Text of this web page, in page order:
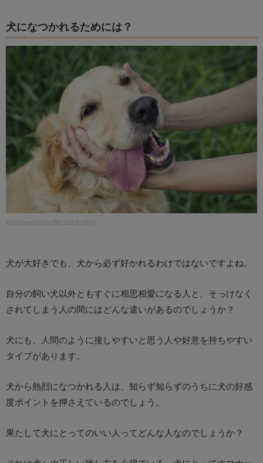
犬になつかれるためには？
archimede/shutterstock.com
犬が大好きでも、犬から必ず好かれるわけではないですよね。
自分の飼い犬以外ともすぐに相思相愛になる人と、そっけなく
されてしまう人の間にはどんな違いがあるのでしょうか？
犬にも、人間のように接しやすいと思う人や好意を持ちやすい
タイプがあります。
犬から熱烈になつかれる人は、知らず知らずのうちに犬の好感
度ポイントを押さえているのでしょう。
果たして犬にとってのいい人ってどんな人なのでしょうか？